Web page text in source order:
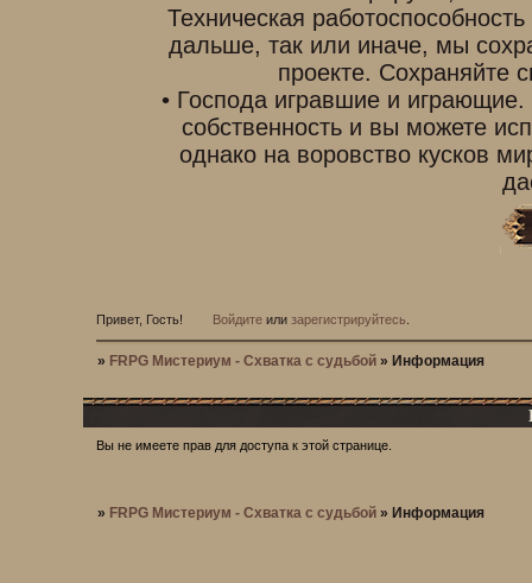
Техническая
дальше, так или иначе, мы
проекте. Сохраняйте
• Господа игравшие и
собственность и вы можете
однако на воровство кусков
Привет, Гость! Войдите или зарегистрируйтесь
» FRPG Мистериум - Схватка с судьбой » Информация
Вы не имеете прав для доступа к этой странице.
» FRPG Мистериум - Схватка с судьбой »Информация